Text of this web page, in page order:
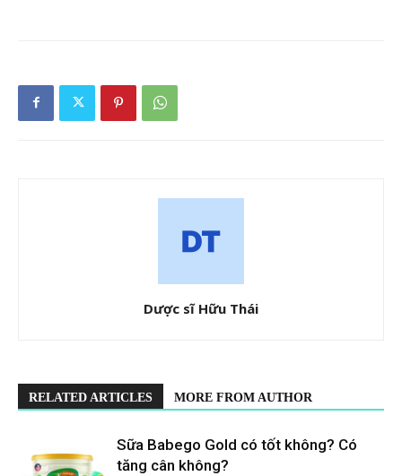
Dược sĩ Hữu Thái
RELATED ARTICLES MORE FROM AUTHOR
Sữa Babego Gold có tốt không? Có
tăng cân không?